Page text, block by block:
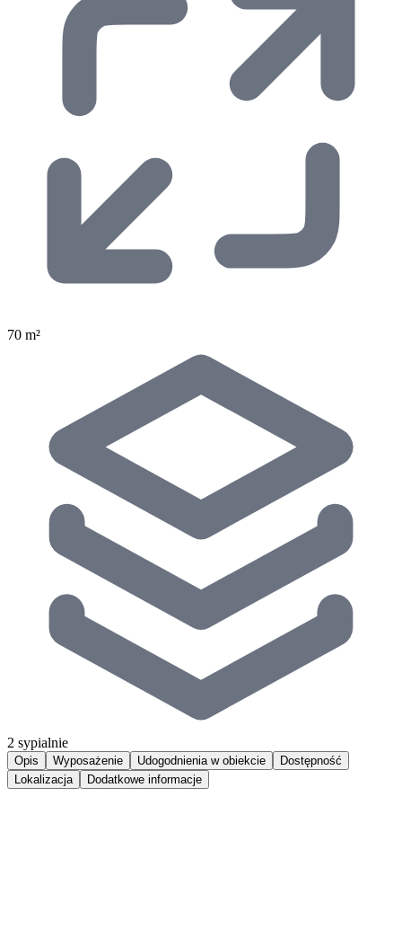
70 m²
2 sypialnie
Opis Wyposażenie Udogodnienia w obiekcie
Dostępność
Lokalizacja
Dodatkowe informacje